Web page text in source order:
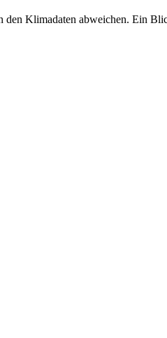
den Klimadaten abweichen. Ein